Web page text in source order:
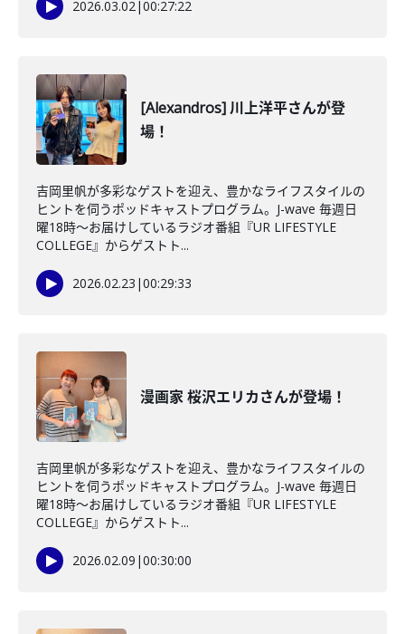
2026.03.02|00:27:22
[Alexandros] 川上洋平さんが登
場！
吉岡里帆が多彩なゲストを迎え、豊かなライフスタイルの
ヒントを伺うポッドキャストプログラム。J-wave 毎週日
曜18時～お届けしているラジオ番組『UR LIFESTYLE
COLLEGE』からゲストト...
2026.02.23 |00:29:33
漫画家 桜沢エリカさんが登場！
吉岡里帆が多彩なゲストを迎え、豊かなライフスタイルの
ヒントを伺うポッドキャストプログラム。J-wave 毎週日
曜18時～お届けしているラジオ番組『UR LIFESTYLE
COLLEGE』からゲストト...
2026.02.09 |00:30:00